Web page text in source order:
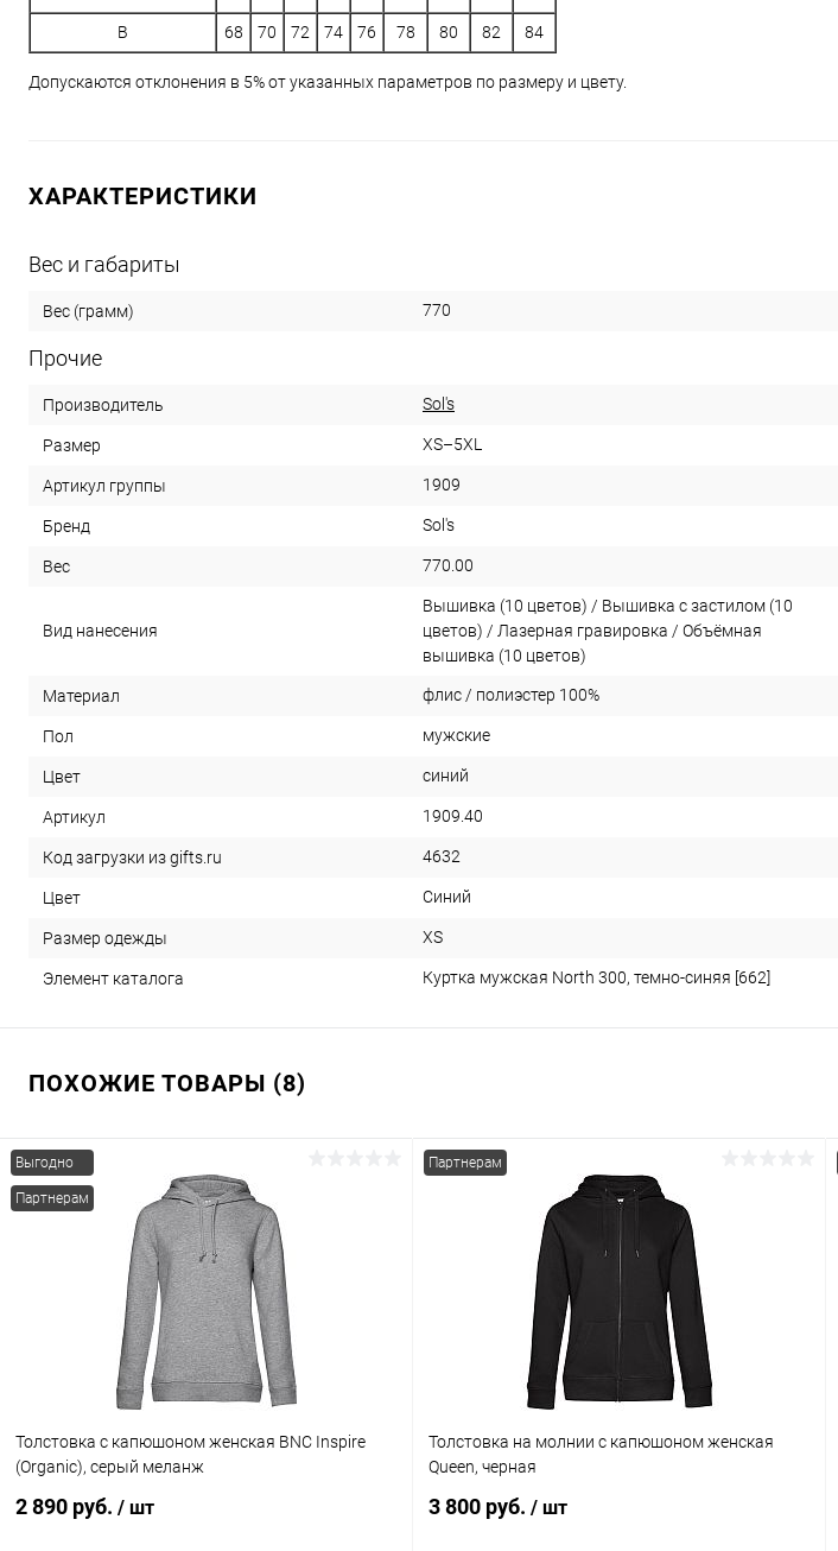
B 68 70 72 74 76 78 80 82 84
Допускаются отклонения в 5% от указанных параметров по размеру и цвету.
ХАРАКТЕРИСТИКИ
Вес и габариты
Вес (грамм) 770
Прочие
Производитель Sol's
Размер XS–5XL
Артикул группы 1909
Бренд Sol's
Вес 770.00
Вид нанесения
Вышивка (10 цветов) / Вышивка с застилом (10
цветов) / Лазерная гравировка / Объёмная
вышивка (10 цветов)
Материал флис / полиэстер 100%
Пол мужские
Цвет синий
Артикул 1909.40
Код загрузки из gifts.ru 4632
Цвет Синий
Размер одежды XS
Элемент каталога Куртка мужская North 300, темно-синяя [662]
ПОХОЖИЕ ТОВАРЫ (8)
Выгодно
Партнерам
Толстовка с капюшоном женская BNC Inspire
(Organic), серый меланж
2 890 руб. / шт
Партнерам
Толстовка на молнии с капюшоном женская
Queen, черная
3 800 руб. / шт